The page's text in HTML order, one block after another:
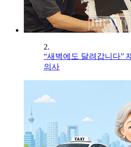
2.
“새벽에도 달려갑니다”
의사